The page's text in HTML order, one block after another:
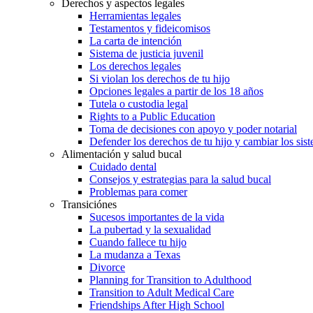
Derechos y aspectos legales
Herramientas legales
Testamentos y fideicomisos
La carta de intención
Sistema de justicia juvenil
Los derechos legales
Si violan los derechos de tu hijo
Opciones legales a partir de los 18 años
Tutela o custodia legal
Rights to a Public Education
Toma de decisiones con apoyo y poder notarial
Defender los derechos de tu hijo y cambiar los
Alimentación y salud bucal
Cuidado dental
Consejos y estrategias para la salud bucal
Problemas para comer
Transiciónes
Sucesos importantes de la vida
La pubertad y la sexualidad
Cuando fallece tu hijo
La mudanza a Texas
Divorce
Planning for Transition to Adulthood
Transition to Adult Medical Care
Friendships After High School